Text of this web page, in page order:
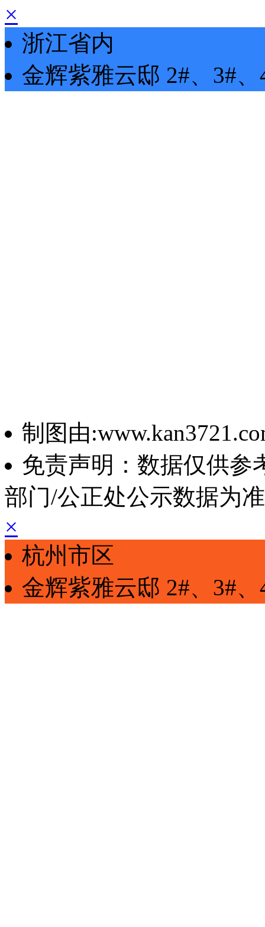
×
浙江省内
金辉紫雅云邸 2#、3#、
制图由
免责声明：数据仅供参
部门/公正处公示数据为
×
杭州市区
金辉紫雅云邸 2#、3#、